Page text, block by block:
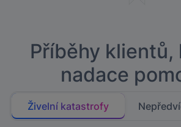
Příběhy klientů,
nadace
Živelní katastrofy